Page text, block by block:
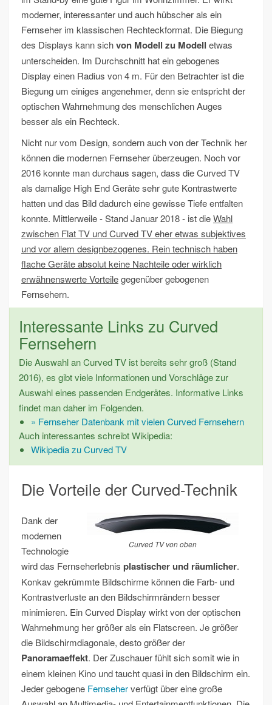
moderner, interessanter und auch hübscher als ein
Fernseher im klassischen Rechteckformat. Die Biegung
des Displays kann sichvon Modell zu Modell etwas
unterscheiden. Im Durchschnitt hat ein gebogenes
Display einen Radius von 4 m. Für den Betrachter ist die
Biegung um einiges angenehmer, denn sie entspricht der
optischen Wahrnehmung des menschlichen Auges
besser als ein Rechteck.
Nicht nur vom Design, sondern auch von der Technik her
können die modernen Fernseher überzeugen. Noch vor
2016 konnte man durchaus sagen, dass die Curved TV
als damalige High End Geräte sehr gute Kontrastwerte
hatten und das Bild dadurch eine gewisse Tiefe entfalten
konnte. Mittlerweile - Stand Januar 2018 - ist dieWahl
zwischen Flat TV und Curved TV eher etwas subjektives
und vor allem designbezogenes. Rein technisch haben
flache Geräte absolut keine Nachteile oder wirklich
erwähnenswerte Vorteilegegenüber gebogenen
Fernsehern.
Interessante Links zu Curved
Fernsehern
Die Auswahl an Curved TV ist bereits sehr groß (Stand
2016), es gibt viele Informationen und Vorschläge zur
Auswahl eines passenden Endgerätes. Informative Links
findet man daher im Folgenden.
» Fernseher Datenbank mit vielen Curved Fernsehern
Auch interessantes schreibt Wikipedia:
Wikipedia zu Curved TV
Die Vorteile der Curved-Technik
Curved TV von oben
Dank der
modernen
Technologie
wird das Fernseherlebnis plastischer und räumlicher.
Konkav gekrümmte Bildschirme können die Farb- und
Kontrastverluste an den Bildschirmrändern besser
minimieren. Ein Curved Display wirkt von der optischen
Wahrnehmung her größer als ein Flatscreen. Je größer
die Bildschirmdiagonale, desto größer der
Panoramaeffekt. Der Zuschauer fühlt sich somit wie in
einem kleinen Kino und taucht quasi in den Bildschirm ein.
Jeder gebogene Fernseherverfügt über eine große